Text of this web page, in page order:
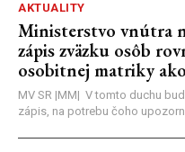
AKTUALITY
Ministerstvo vnútra
zápis zväzku osôb
osobitnej matriky
MV SR |MM| V tomto duchu
zápis, na potrebu čoho